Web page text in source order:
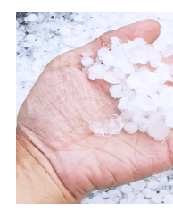
た維持管理等の委託業務
連する当社および提携会
（なお、当社は複数の保
情報を取引のある他の
るために利用させてい
上記に係る連絡・手続き
3.セミナー募集サイト
各種セミナーの案内、開
上記に係る連絡・手続